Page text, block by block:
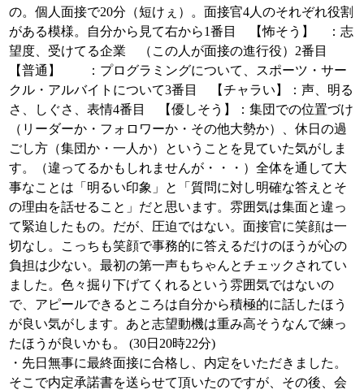
の。個人面接で20分（短けぇ）。面接官4人のそれぞれ役割
がある模様。自分から見て右から1番目 【怖そう】 ：志
望度、受けてる企業 （この人が面接の進行役）2番目
【普通】 ：プログラミングについて、スポーツ・サー
クル・アルバイトについて3番目 【チャラい】：声、明る
さ、しぐさ、表情4番目 【優しそう】：集団での位置づけ
（リーダーか・フォロワーか・その他大勢か）、休日の過
ごし方（集団か・一人か）ということを見ていた気がしま
す。（違ってるかもしれませんが・・・）全体を通して大
事なことは「明るい印象」と「質問に対し明確な答えとそ
の理由を話せること」だと思います。雰囲気は集面と違っ
て緊迫したもの。だが、圧迫ではない。面接官に笑顔は一
切なし。こっちも笑顔で事務的に答えるだけのほうが心の
負担は少ない。最初の第一声もちゃんとチェックされてい
ました。色々掘り下げてくれるという雰囲気ではないの
で、アピールできるところは自分から積極的に話したほう
が良い気がします。あと志望動機は重み高そうなんで練っ
たほうが良いかも。 (30日20時22分)
・先日無事に最終面接に合格し、内定をいただきました。
そこで内定承諾書を送らせて頂いたのですが、その後、会